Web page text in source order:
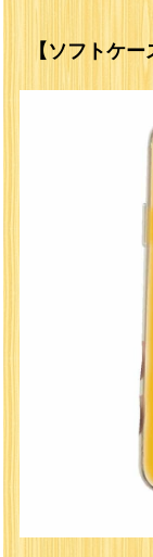
【ソフトケ